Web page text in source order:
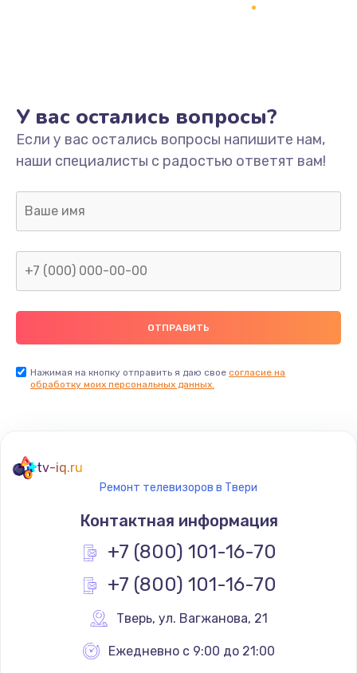
Не включается
1400 руб.
Заказать
Нет звука
800 руб.
Не видит флешку
400 руб.
Заказать
900 руб.
Заказать
900 руб.
Заказать
У вас остались вопросы?
Если у вас остались вопросы напишите нам,
наши специалисты с радостью ответят вам!
Нажимая на кнопку отправить я даю свое согласие на
обработку моих персональных данных.
tv-iq.ru
Ремонт телевизоров в Твери
Контактная информация
+7 (800) 101-16-70
+7 (800) 101-16-70
Тверь, ул. Вагжанова, 21
Ежедневно с 9:00 до 21:00